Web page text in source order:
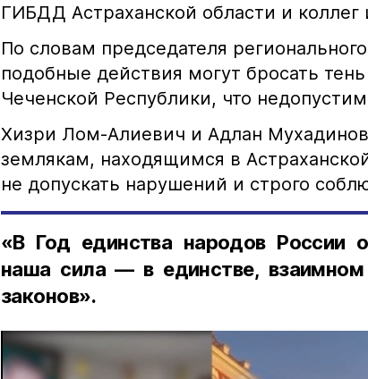
ГИБДД Астраханской области и коллег
По словам председателя
подобные действия могут бросать
Чеченской Республики, что
Хизри Лом-Алиевич и Адлан
землякам, находящимся в
не допускать нарушений и строго
«В Год единства народов России
наша сила — в единстве,
законов».